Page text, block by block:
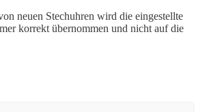
neuen Stechuhren wird die eingestellte
korrekt übernommen und nicht auf die